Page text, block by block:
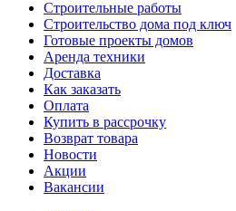
Строительные работы
Строительство дома под ключ
Готовые проекты домов
Аренда техники
Доставка
Как заказать
Оплата
Купить в рассрочку
Возврат товара
Новости
Акции
Вакансии